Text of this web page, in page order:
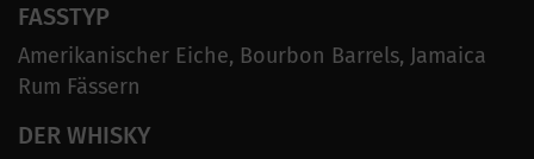
FASSTYP
Amerikanischer Eiche, Bourbon Barrels, Jamaica
Rum Fässern
DER WHISKY